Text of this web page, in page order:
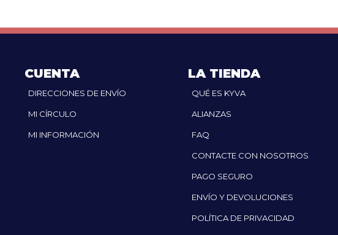
CUENTA
DIRECCIONES DE ENVÍO
MI CÍRCULO
MI INFORMACIÓN
LA TIENDA
QUÉ ES KYVA
ALIANZAS
FAQ
CONTACTE CON NOSOTROS
PAGO SEGURO
ENVÍO Y DEVOLUCIONES
POLÍTICA DE PRIVACIDAD